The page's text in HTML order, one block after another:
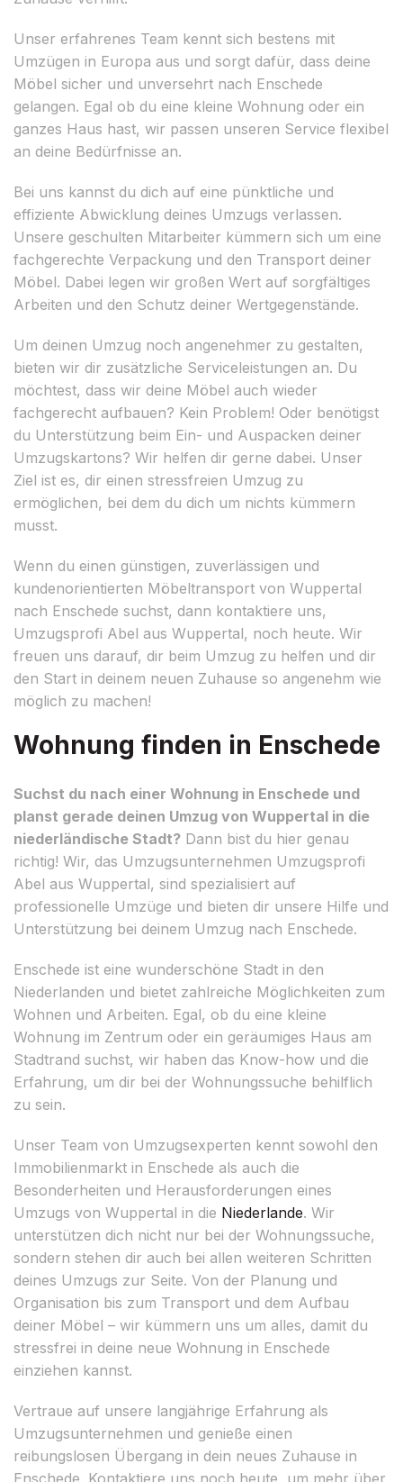
Unser erfahrenes Team kennt sich bestens mit
Umzügen in Europa aus und sorgt dafür, dass deine
Möbel sicher und unversehrt nach Enschede
gelangen. Egal ob du eine kleine Wohnung oder ein
ganzes Haus hast, wir passen unseren Service flexibel
an deine Bedürfnisse an.
Bei uns kannst du dich auf eine pünktliche und
effiziente Abwicklung deines Umzugs verlassen.
Unsere geschulten Mitarbeiter kümmern sich um eine
fachgerechte Verpackung und den Transport deiner
Möbel. Dabei legen wir großen Wert auf sorgfältiges
Arbeiten und den Schutz deiner Wertgegenstände.
Um deinen Umzug noch angenehmer zu gestalten,
bieten wir dir zusätzliche Serviceleistungen an. Du
möchtest, dass wir deine Möbel auch wieder
fachgerecht aufbauen? Kein Problem! Oder benötigst
du Unterstützung beim Ein- und Auspacken deiner
Umzugskartons? Wir helfen dir gerne dabei. Unser
Ziel ist es, dir einen stressfreien Umzug zu
ermöglichen, bei dem du dich um nichts kümmern
musst.
Wenn du einen günstigen, zuverlässigen und
kundenorientierten Möbeltransport von Wuppertal
nach Enschede suchst, dann kontaktiere uns,
Umzugsprofi Abel aus Wuppertal, noch heute. Wir
freuen uns darauf, dir beim Umzug zu helfen und dir
den Start in deinem neuen Zuhause so angenehm wie
möglich zu machen!
Wohnung finden in Enschede
Suchst du nach einer Wohnung in Enschede und
planst gerade deinen Umzug von Wuppertal in die
niederländische Stadt? Dann bist du hier genau
richtig! Wir, das Umzugsunternehmen Umzugsprofi
Abel aus Wuppertal, sind spezialisiert auf
professionelle Umzüge und bieten dir unsere Hilfe und
Unterstützung bei deinem Umzug nach Enschede.
Enschede ist eine wunderschöne Stadt in den
Niederlanden und bietet zahlreiche Möglichkeiten zum
Wohnen und Arbeiten. Egal, ob du eine kleine
Wohnung im Zentrum oder ein geräumiges Haus am
Stadtrand suchst, wir haben das Know-how und die
Erfahrung, um dir bei der Wohnungssuche behilflich
zu sein.
Unser Team von Umzugsexperten kennt sowohl den
Immobilienmarkt in Enschede als auch die
Besonderheiten und Herausforderungen eines
Umzugs von Wuppertal in die Niederlande. Wir
unterstützen dich nicht nur bei der Wohnungssuche,
sondern stehen dir auch bei allen weiteren Schritten
deines Umzugs zur Seite. Von der Planung und
Organisation bis zum Transport und dem Aufbau
deiner Möbel – wir kümmern uns um alles, damit du
stressfrei in deine neue Wohnung in Enschede
einziehen kannst.
Vertraue auf unsere langjährige Erfahrung als
Umzugsunternehmen und genieße einen
reibungslosen Übergang in dein neues Zuhause in
Enschede. Kontaktiere uns noch heute, um mehr über